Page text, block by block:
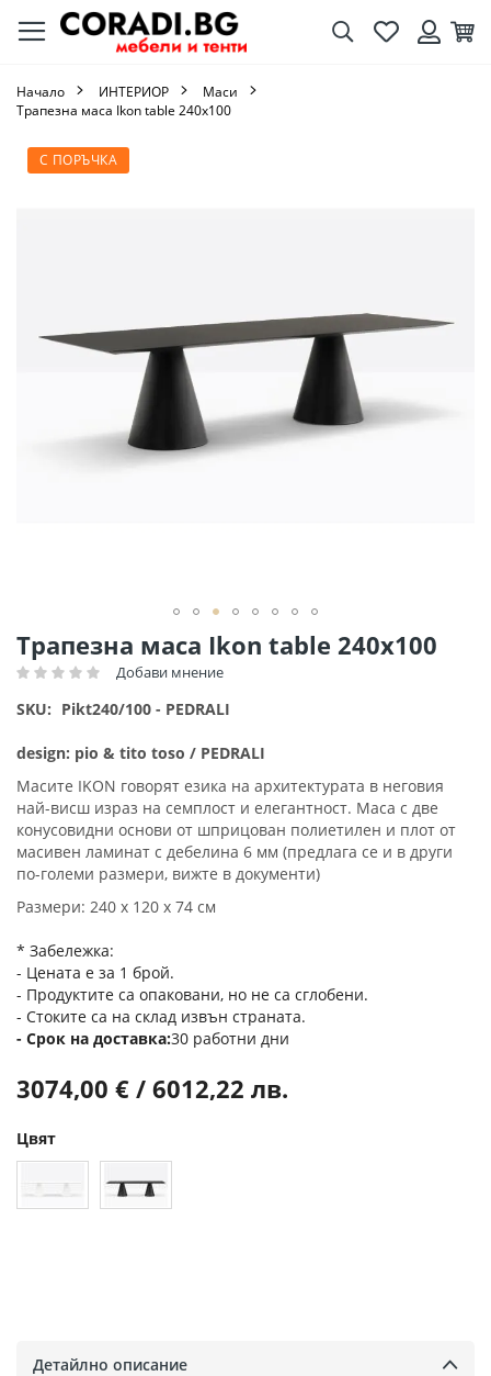
ТърсенеЛюбими
Начало ИНТЕРИОР
Маси
Трапезна маса Ikon table 240х100
Трапезна маса Ikon table 240х100
Рейтинг: Добави мнение
SKU Pikt240/100 - PEDRALI
design: pio & tito toso / PEDRALI
Масите IKON говорят езика на архитектурата в неговия
най-висш израз на семплост и елегантност. Маса с две
конусовидни основи от шприцован полиетилен и плот от
масивен ламинат с дебелина 6 мм (предлага се и в други
по-големи размери, вижте в документи)
Размери: 240 х 120 х 74 см
* Забележка:
- Цената е за 1 брой.
- Продуктите са опаковани, но не са сглобени.
- Стоките са на склад извън страната.
Срок на доставка 30 работни дни
3074,00 € / 6012,22 лв.
Цвят
С ПОРЪЧКА
Преминете
към
Преминете
към
началото
на
със
снимки
Детайлно описание